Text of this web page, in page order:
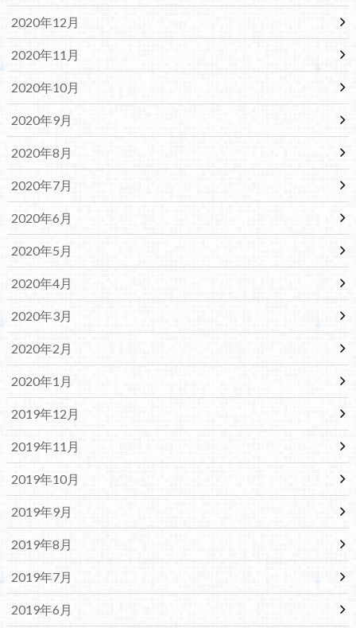
2020年12月
2020年11月
2020年10月
2020年9月
2020年8月
2020年7月
2020年6月
2020年5月
2020年4月
2020年3月
2020年2月
2020年1月
2019年12月
2019年11月
2019年10月
2019年9月
2019年8月
2019年7月
2019年6月